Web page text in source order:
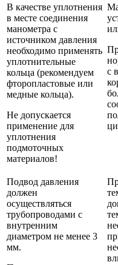
В качестве уплотнения
в месте соединения
манометра с
источником давления
необходимо применять
уплотнительные
кольца (рекомендуем
фторопластовые или
медные кольца).
Не допускается
применение для
уплотнения
подмоточных
материалов!
с
Подвод давления
должен
осуществляться
трубопроводами с
внутренним
диаметром не менее 3
мм.